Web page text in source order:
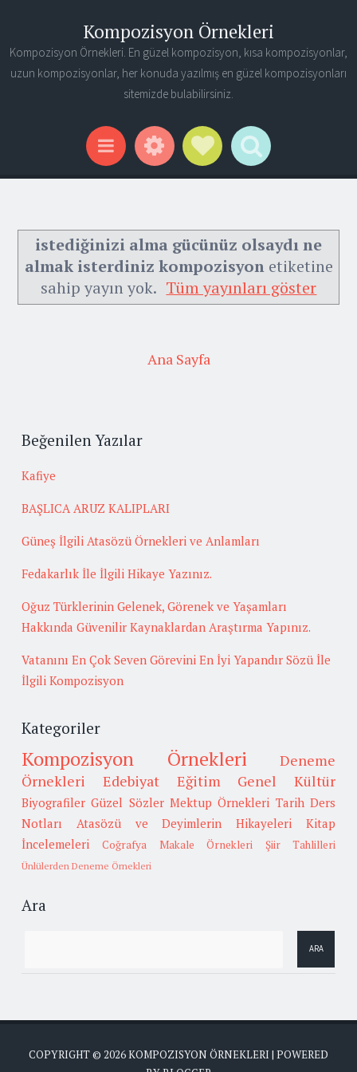
Kompozisyon Örnekleri
Kompozisyon Örnekleri. En güzel kompozisyon, kısa kompozisyonlar,
uzun kompozisyonlar, her konuda yazılmış en güzel kompozisyonları
sitemizde bulabilirsiniz.
Menu WidgetsSocial Links
Search
istediğinizi alma gücünüz olsaydı ne
almak isterdiniz kompozisyonetiketine
sahip yayın yok. Tüm yayınları göster
Ana Sayfa
Beğenilen Yazılar
Kafiye
BAŞLICA ARUZ KALIPLARI
Güneş İlgili Atasözü Örnekleri ve Anlamları
Fedakarlık İle İlgili Hikaye Yazınız.
Oğuz Türklerinin Gelenek, Görenek ve Yaşamları
Hakkında Güvenilir Kaynaklardan Araştırma Yapınız.
Vatanını En Çok Seven Görevini En İyi Yapandır Sözü İle
İlgili Kompozisyon
Kategoriler
Kompozisyon Örnekleri
Deneme
Örnekleri
Edebiyat Eğitim Genel Kültür
Biyografiler Güzel Sözler Mektup Örnekleri Tarih Ders
Notları
Atasözü ve Deyimlerin Hikayeleri
Kitap
İncelemeleri
Coğrafya Makale Örnekleri Şiir Tahlilleri
Ünlülerden Deneme Örnekleri
Ara
COPYRIGHT © 2026KOMPOZISYON ÖRNEKLERI | POWERED